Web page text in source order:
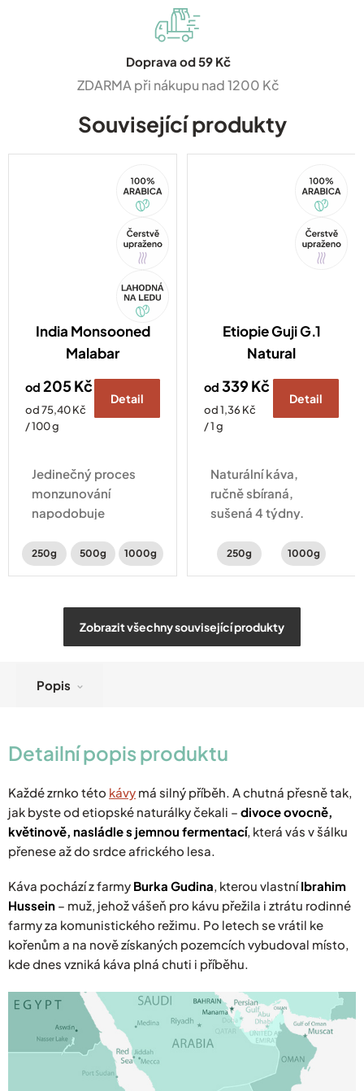
Doprava od 59 Kč
ZDARMA při nákupu nad 1200 Kč
Související produkty
Tip
Arabica
India Monsooned
Malabar
od 205 Kč
Měrná
cena:
od 75,40 Kč
/ 100 g
Detail
Jedinečný proces
monzunování
napodobuje
kávy na
plachetnicích. A
dodává zemitou,
kořeněnou chuť
plnou hořké
250g 500g 1000g
Tip
Arabica
Etiopie Guji G.1
Natural
od 339 Kč
Měrná
cena:
od 1,36 Kč
/ 1 g
Detail
Naturální káva,
ručně sbíraná,
sušená 4 týdny.
citrusů, čokolády a
koření.
250g 1000g
Zobrazit všechny související produkty
Popis
Detailní popis produktu
Každé zrnko této kávy má silný příběh. A chutná přesně tak,
jak byste od etiopské naturálky čekali – divoce ovocně,
květinově, nasládle s jemnou fermentací, která vás v šálku
přenese až do srdce afrického lesa.
Káva pochází z farmy Burka Gudina , kterou vlastníIbrahim
Hussein – muž, jehož vášeň pro kávu přežila i ztrátu rodinné
farmy za komunistického režimu. Po letech se vrátil ke
kořenům a na nově získaných pozemcích vybudoval místo,
kde dnes vzniká káva plná chuti i příběhu.